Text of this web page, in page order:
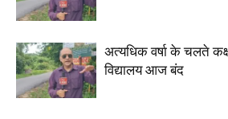
अत्यधिक वर्षा के चलते
विद्यालय आज बंद